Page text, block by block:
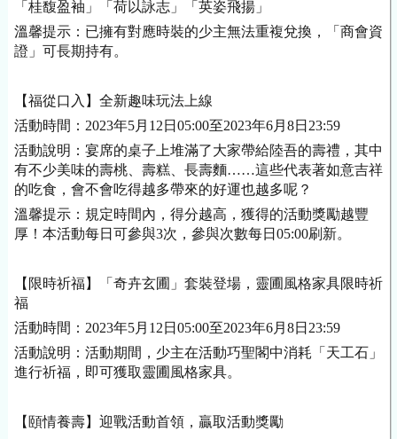
「桂馥盈袖」「荷以詠志」「英姿飛揚」
溫馨提示：已擁有對應時裝的少主無法重複兌換，「商會資
證」可長期持有。
【福從口入】全新趣味玩法上線
活動時間：2023年5月12日05:00至2023年6月8日23:59
活動說明：宴席的桌子上堆滿了大家帶給陸吾的壽禮，其中
有不少美味的壽桃、壽糕、長壽麵……這些代表著如意吉祥
的吃食，會不會吃得越多帶來的好運也越多呢？
溫馨提示：規定時間內，得分越高，獲得的活動獎勵越豐
厚！本活動每日可參與3次，參與次數每日05:00刷新。
【限時祈福】「奇卉玄圃」套裝登場，靈圃風格家具限時祈
福
活動時間：2023年5月12日05:00至2023年6月8日23:59
活動說明：活動期間，少主在活動巧聖閣中消耗「天工石」
進行祈福，即可獲取靈圃風格家具。
【頤情養壽】迎戰活動首領，贏取活動獎勵